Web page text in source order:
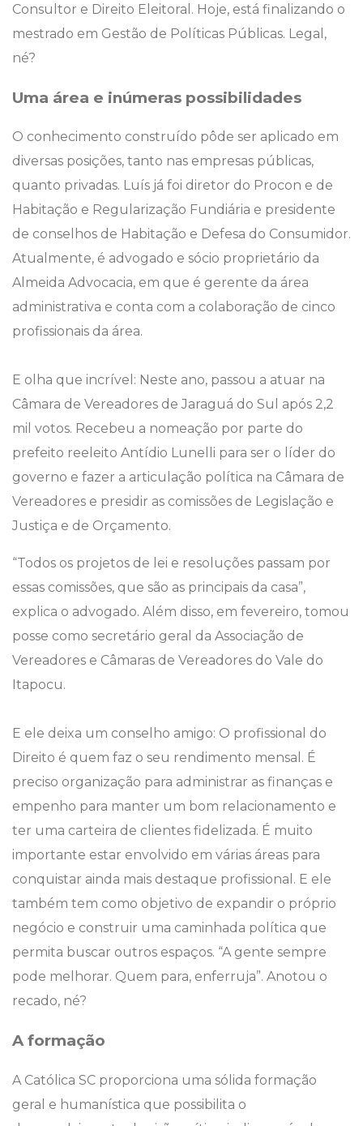
Consultor e Direito Eleitoral. Hoje, está finalizando o
mestrado em Gestão de Políticas Públicas. Legal,
né?
Uma área e inúmeras possibilidades
O conhecimento construído pôde ser aplicado em
diversas posições, tanto nas empresas públicas,
quanto privadas. Luís já foi diretor do Procon e de
Habitação e Regularização Fundiária e presidente
de conselhos de Habitação e Defesa do Consumidor.
Atualmente, é advogado e sócio proprietário da
Almeida Advocacia, em que é gerente da área
administrativa e conta com a colaboração de cinco
profissionais da área.
E olha que incrível: Neste ano, passou a atuar na
Câmara de Vereadores de Jaraguá do Sul após 2,2
mil votos. Recebeu a nomeação por parte do
prefeito reeleito Antídio Lunelli para ser o líder do
governo e fazer a articulação política na Câmara de
Vereadores e presidir as comissões de Legislação e
Justiça e de Orçamento.
“Todos os projetos de lei e resoluções passam por
essas comissões, que são as principais da casa”,
explica o advogado. Além disso, em fevereiro, tomou
posse como secretário geral da Associação de
Vereadores e Câmaras de Vereadores do Vale do
Itapocu.
E ele deixa um conselho amigo: O profissional do
Direito é quem faz o seu rendimento mensal. É
preciso organização para administrar as finanças e
empenho para manter um bom relacionamento e
ter uma carteira de clientes fidelizada. É muito
importante estar envolvido em várias áreas para
conquistar ainda mais destaque profissional. E ele
também tem como objetivo de expandir o próprio
negócio e construir uma caminhada política que
permita buscar outros espaços. “A gente sempre
pode melhorar. Quem para, enferruja”. Anotou o
recado, né?
A formação
A Católica SC proporciona uma sólida formação
geral e humanística que possibilita o